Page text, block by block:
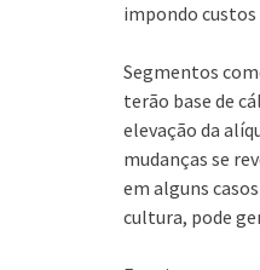
impondo custos
Segmentos
terão base de
elevação da
mudanças se
em alguns
cultura, pode